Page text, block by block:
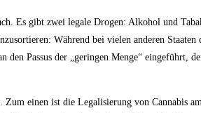
Es gibt zwei legale Drogen: Alkohol und
Während bei vielen anderen
den Passus der „geringen Menge“
Zum einen ist die Legalisierung von Cannabis